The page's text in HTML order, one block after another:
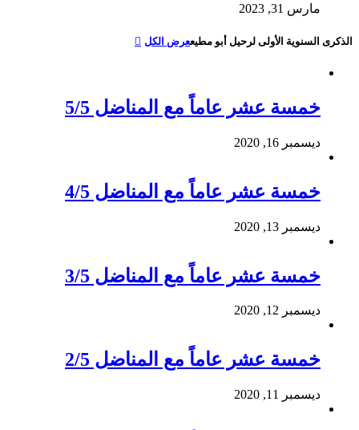
مارس 31, 2023
الذكرى السنوية الأولى لرحيل أبو مطيععرض الكل
خمسة عشر عاماً مع المناضل 5/5
ديسمبر 16, 2020
خمسة عشر عاماً مع المناضل 4/5
ديسمبر 13, 2020
خمسة عشر عاماً مع المناضل 3/5
ديسمبر 12, 2020
خمسة عشر عاماً مع المناضل 2/5
ديسمبر 11, 2020